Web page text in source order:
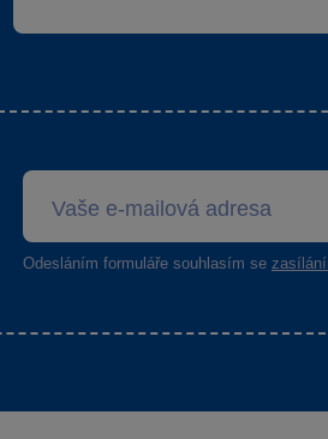
Odesláním formuláře souhlasím se